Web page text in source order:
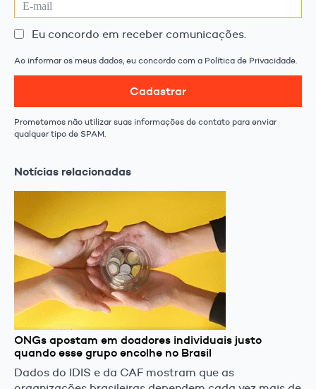
Eu concordo em receber comunicações.
Ao informar os meus dados, eu concordo com a Política de Privacidade.
Cadastrar
Prometemos não utilizar suas informações de contato para enviar
qualquer tipo de SPAM.
Notícias relacionadas
ONGs apostam em doadores individuais justo
quando esse grupo encolhe no Brasil
Dados do IDIS e da CAF mostram que as